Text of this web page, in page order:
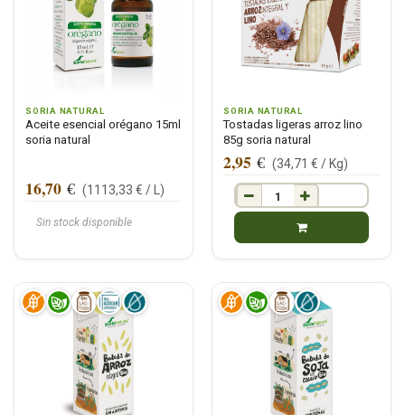
SORIA NATURAL
Aceite esencial orégano 15ml
soria natural
Sin stock disponible
16,70 € (1113,33 € / )
SORIA NATURAL
Tostadas ligeras arroz lino
85g soria natural
2,95 € (34,71 € / Kg)